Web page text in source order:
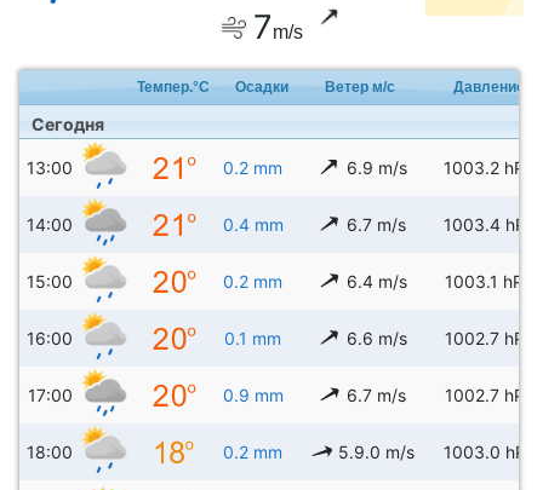
7m/s
Темпер.°C Осадки Ветер м/с Давление
Сегодня
13:00 0.2 mm 6.9 m/s 1003.2 hPa
14:00 0.4 mm 6.7 m/s 1003.4 hPa
15:00 0.2 mm 6.4 m/s 1003.1 hPa
16:00 0.1 mm 6.6 m/s 1002.7 hPa
17:00 0.9 mm 6.7 m/s 1002.7 hPa
18:00 0.2 mm 5.9.0 m/s 1003.0 hPa